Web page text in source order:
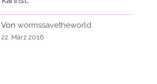
Vonwormssavetheworld
22. März 2016